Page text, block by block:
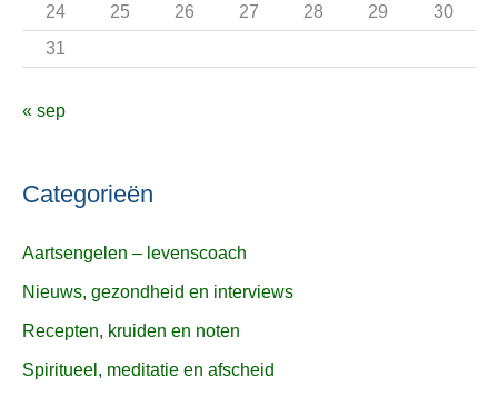
24
25 26 27 28 29
30
31
« sep
Categorieën
Aartsengelen – levenscoach
Nieuws, gezondheid en interviews
Recepten, kruiden en noten
Spiritueel, meditatie en afscheid